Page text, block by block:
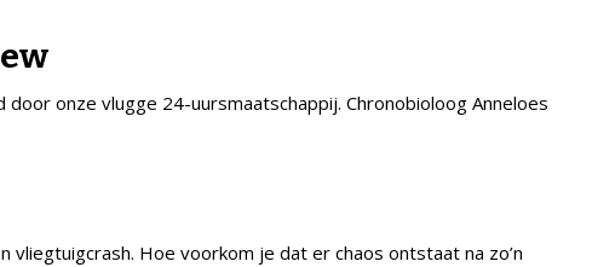
onze vlugge 24-uursmaatschappij. Chronobioloog Anneloes
vliegtuigcrash. Hoe voorkom je dat er chaos ontstaat na zo’n